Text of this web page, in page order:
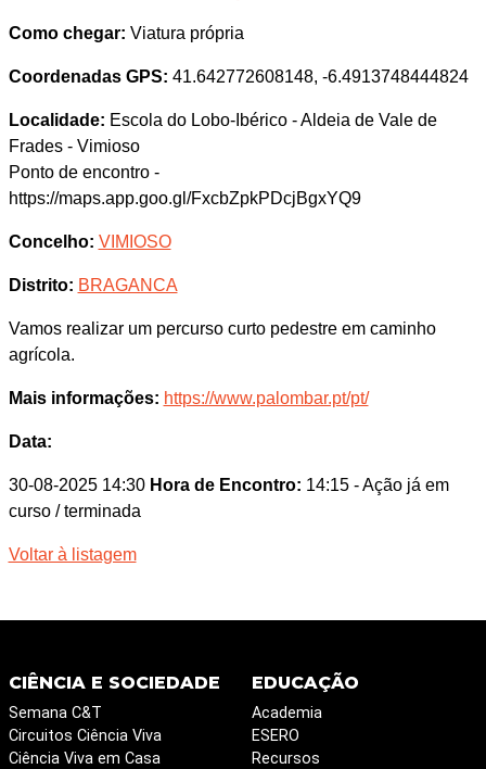
Como chegar: Viatura própria
Coordenadas GPS: 41.642772608148, -6.4913748444824
Localidade: Escola do Lobo-Ibérico - Aldeia de Vale de
Frades - Vimioso
Ponto de encontro -
https://maps.app.goo.gl/FxcbZpkPDcjBgxYQ9
Concelho: VIMIOSO
Distrito: BRAGANCA
Vamos realizar um percurso curto pedestre em caminho
agrícola.
Mais informações: https://www.palombar.pt/pt/
Data:
30-08-2025 14:30 Hora de Encontro: 14:15 - Ação já em
curso / terminada
Voltar à listagem
CIÊNCIA E SOCIEDADE
Semana C&T
Circuitos Ciência Viva
Ciência Viva em Casa
EDUCAÇÃO
Academia
ESERO
Recursos